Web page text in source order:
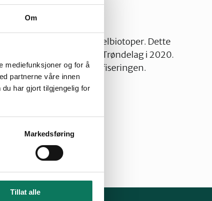
Om
mediefunksjoner og for å
partnerne våre innen
har gjort tilgjengelig for
Markedsføring
Tillat alle
klage på hogst i nøkkelbiotoper. Dette
til Statsforvalteren i Trøndelag i 2020.
alvorlige brudd på sertifiseringen.